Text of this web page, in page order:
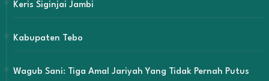
Keris Siginjai Jambi
Kabupaten Tebo
Wagub Sani: Tiga Amal Jariyah Yang Tidak Pernah Putus